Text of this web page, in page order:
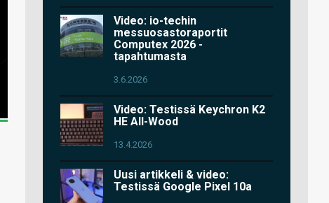
Video: io-techin
messuosastoraportit
Computex 2026 -
tapahtumasta
3.6.2026
Video: Testissä Keychron K2
HE All-Wood
13.4.2026
Uusi artikkeli & video:
Testissä Google Pixel 10a